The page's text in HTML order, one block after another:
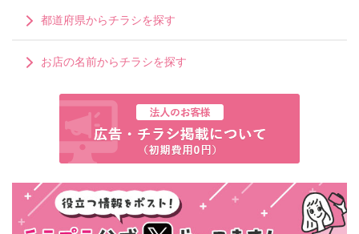
都道府県からチラシを探す
お店の名前からチラシを探す